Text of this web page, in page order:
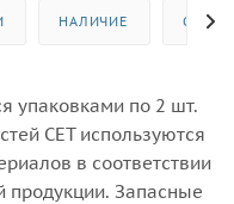
НАЛИЧИЕ
упаковками по 2 шт.
CET используются
в соответствии
продукции. Запасные